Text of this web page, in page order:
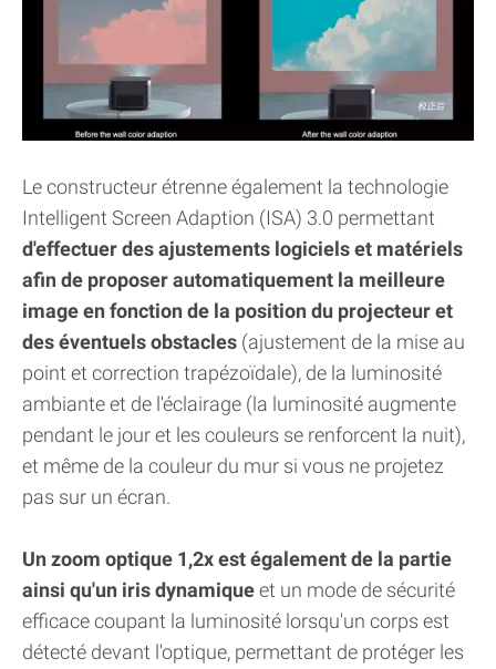
Le constructeur étrenne également la technologie
Intelligent Screen Adaption (ISA) 3.0 permettant
d'effectuer des ajustements logiciels et matériels
afin de proposer automatiquement la meilleure
image en fonction de la position du projecteur et
des éventuels obstacles (ajustement de la mise au
point et correction trapézoïdale), de la luminosité
ambiante et de l'éclairage (la luminosité augmente
pendant le jour et les couleurs se renforcent la nuit),
et même de la couleur du mur si vous ne projetez
pas sur un écran.
Un zoom optique 1,2x est également de la partie
ainsi qu'un iris dynamiqueet un mode de sécurité
efficace coupant la luminosité lorsqu'un corps est
détecté devant l'optique, permettant de protéger les